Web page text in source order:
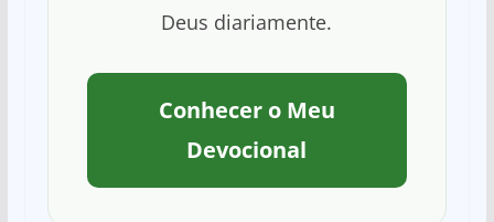
Deus diariamente.
Conhecer o Meu
Devocional